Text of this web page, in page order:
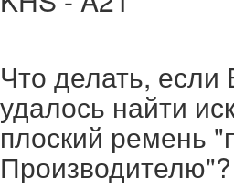
Что делать,
удалось найти
плоский ремень
Производителю"?